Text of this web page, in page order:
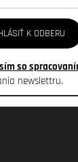
K ODBERU
so
newslettru.